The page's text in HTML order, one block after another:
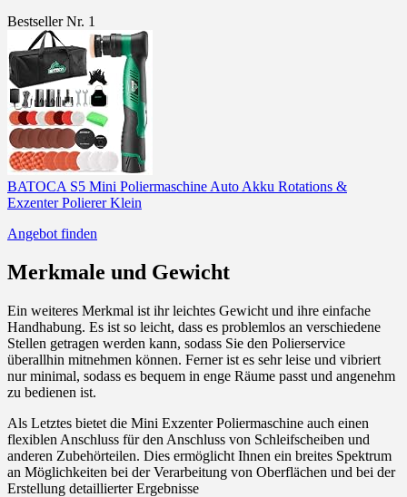
Bestseller Nr. 1
BATOCA S5 Mini Poliermaschine Auto Akku Rotations &
Exzenter Polierer Klein
Angebot finden
Merkmale und Gewicht
Ein weiteres Merkmal ist ihr leichtes Gewicht und ihre einfache
Handhabung. Es ist so leicht, dass es problemlos an verschiedene
Stellen getragen werden kann, sodass Sie den Polierservice
überallhin mitnehmen können. Ferner ist es sehr leise und vibriert
nur minimal, sodass es bequem in enge Räume passt und angenehm
zu bedienen ist.
Als Letztes bietet die Mini Exzenter Poliermaschine auch einen
flexiblen Anschluss für den Anschluss von Schleifscheiben und
anderen Zubehörteilen. Dies ermöglicht Ihnen ein breites Spektrum
an Möglichkeiten bei der Verarbeitung von Oberflächen und bei der
Erstellung detaillierter Ergebnisse